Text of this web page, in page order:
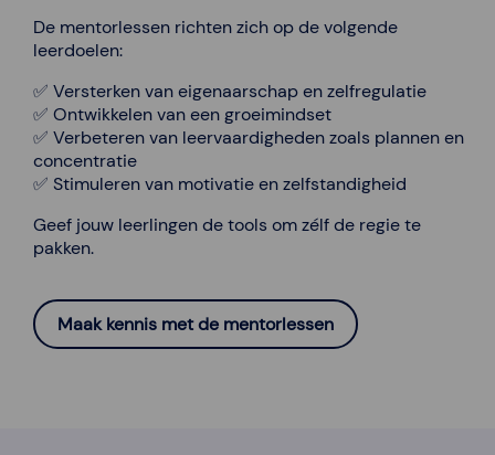
De mentorlessen richten zich op de volgende
leerdoelen:
✅ Versterken van eigenaarschap en zelfregulatie
✅ Ontwikkelen van een groeimindset
✅ Verbeteren van leervaardigheden zoals plannen en
concentratie
✅ Stimuleren van motivatie en zelfstandigheid
Geef jouw leerlingen de tools om zélf de regie te
pakken.
Maak kennis met de mentorlessen